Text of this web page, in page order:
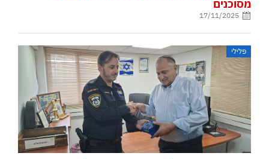
מסוכנים
17/11/2025
פלילי